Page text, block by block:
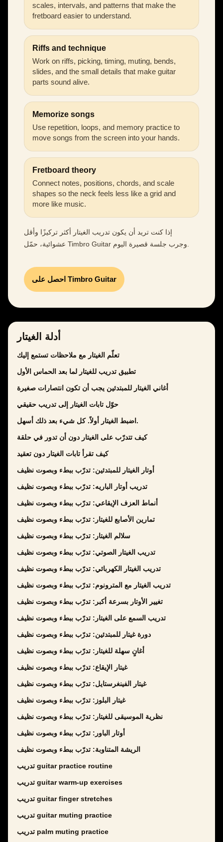
scales, intervals, and patterns that make the
fretboard easier to understand.
Riffs and technique
Work on riffs, picking, timing, muting, bends,
slides, and the small details that make guitar
parts sound alive.
Memorize songs
Use repetition, loops, and memory practice to
move songs from the screen into your hands.
Fretboard theory
Connect notes, positions, chords, and scale
shapes so the neck feels less like a grid and
more like music.
إذا كنت تريد أن يكون تدريب الغيتار أكثر تركيزًا وأقل
عشوائية، حمّل Timbro Guitar وجرب جلسة قصيرة اليوم.
احصل على Timbro Guitar
أدلة الغيتار
تعلّم الغيتار مع ملاحظات تستمع إليك
تطبيق تدريب للغيتار لما بعد الحماس الأول
أغاني الغيتار للمبتدئين يجب أن تكون انتصارات صغيرة
حوّل تابات الغيتار إلى تدريب حقيقي
اضبط الغيتار أولاً. كل شيء بعد ذلك أسهل.
كيف تتدرّب على الغيتار دون أن تدور في حلقة
كيف تقرأ تابات الغيتار دون تعقيد
أوتار الغيتار للمبتدئين: تدرّب ببطء وبصوت نظيف
تدريب أوتار الباريه: تدرّب ببطء وبصوت نظيف
أنماط العزف الإيقاعي: تدرّب ببطء وبصوت نظيف
تمارين الأصابع للغيتار: تدرّب ببطء وبصوت نظيف
سلالم الغيتار: تدرّب ببطء وبصوت نظيف
تدريب الغيتار الصوتي: تدرّب ببطء وبصوت نظيف
تدريب الغيتار الكهربائي: تدرّب ببطء وبصوت نظيف
تدريب الغيتار مع المترونوم: تدرّب ببطء وبصوت نظيف
تغيير الأوتار بسرعة أكبر: تدرّب ببطء وبصوت نظيف
تدريب السمع على الغيتار: تدرّب ببطء وبصوت نظيف
دورة غيتار للمبتدئين: تدرّب ببطء وبصوت نظيف
أغانٍ سهلة للغيتار: تدرّب ببطء وبصوت نظيف
غيتار الإيقاع: تدرّب ببطء وبصوت نظيف
غيتار الفينغرستايل: تدرّب ببطء وبصوت نظيف
غيتار البلوز: تدرّب ببطء وبصوت نظيف
نظرية الموسيقى للغيتار: تدرّب ببطء وبصوت نظيف
أوتار الباور: تدرّب ببطء وبصوت نظيف
الريشة المتناوبة: تدرّب ببطء وبصوت نظيف
تدريب guitar practice routine
تدريب guitar warm-up exercises
تدريب guitar finger stretches
تدريب guitar muting practice
تدريب palm muting practice